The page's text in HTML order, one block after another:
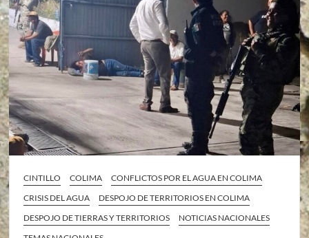
CINTILLO COLIMA
CONFLICTOS POR EL AGUA EN COLIMA
CRISIS DEL AGUA
DESPOJO DE TERRITORIOS EN COLIMA
DESPOJO DE TIERRAS Y TERRITORIOS
NOTICIAS NACIONALES